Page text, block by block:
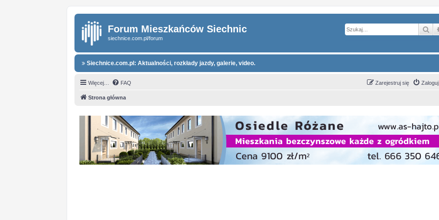
Forum Mieszkańców Siechnic
siechnice.com.pl/forum
Siechnice.com.pl: Aktualności, rozkłady jazdy, galerie, video.
Więcej… FAQ Zarejestruj się
Strona główna